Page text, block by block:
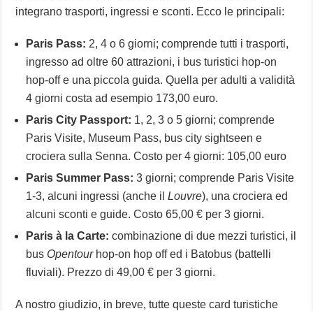
integrano trasporti, ingressi e sconti. Ecco le principali:
Paris Pass: 2, 4 o 6 giorni; comprende tutti i trasporti,
ingresso ad oltre 60 attrazioni, i bus turistici hop-on
hop-off e una piccola guida. Quella per adulti a validità
4 giorni costa ad esempio 173,00 euro.
Paris City Passport: 1, 2, 3 o 5 giorni; comprende
Paris Visite, Museum Pass, bus city sightseen e
crociera sulla Senna. Costo per 4 giorni: 105,00 euro
Paris Summer Pass: 3 giorni; comprende Paris Visite
1-3, alcuni ingressi (anche ilLouvre), una crociera ed
alcuni sconti e guide. Costo 65,00 € per 3 giorni.
Paris à la Carte: combinazione di due mezzi turistici, il
bus Opentourhop-on hop off ed i Batobus (battelli
fluviali). Prezzo di 49,00 € per 3 giorni.
A nostro giudizio, in breve, tutte queste card turistiche